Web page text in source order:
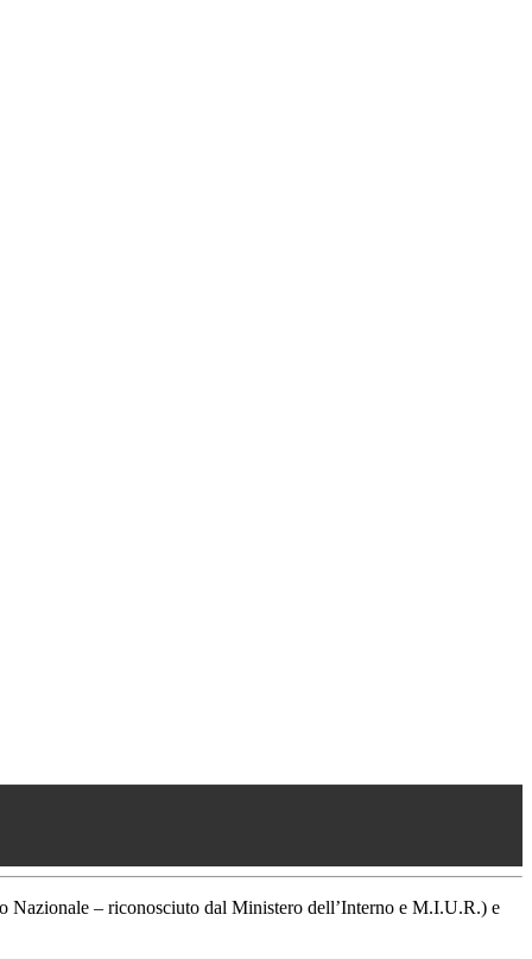
– riconosciuto dal Ministero dell’Interno e M.I.U.R.) e